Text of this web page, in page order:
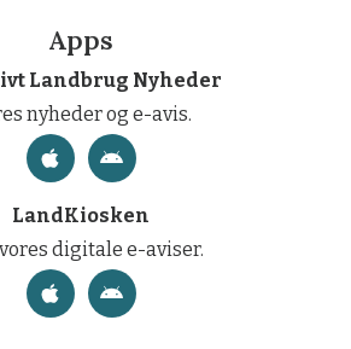
Apps
Landbrug Nyheder
nyheder og e-avis.
LandKiosken
digitale e-aviser.